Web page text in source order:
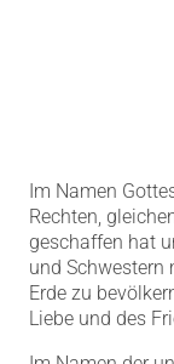
Im Namen
Rechten,
geschaffen hat
und Schwestern
Erde zu
Liebe und des